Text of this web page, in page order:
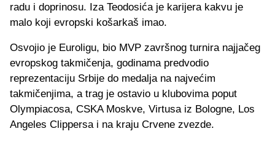
radu i doprinosu. Iza Teodosića je karijera kakvu je
malo koji evropski košarkaš imao.
Osvojio je Euroligu, bio MVP završnog turnira najjačeg
evropskog takmičenja, godinama predvodio
reprezentaciju Srbije do medalja na najvećim
takmičenjima, a trag je ostavio u klubovima poput
Olympiacosa, CSKA Moskve, Virtusa iz Bologne, Los
Angeles Clippersa i na kraju Crvene zvezde.